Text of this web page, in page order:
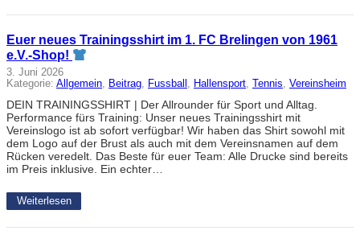
Euer neues Trainingsshirt im 1. FC Brelingen von 1961
e.V.-Shop!
3. Juni 2026
Kategorie: Allgemein, Beitrag, Fussball , Hallensport, Tennis, Vereinsheim
DEIN TRAININGSSHIRT | Der Allrounder für Sport und Alltag.
Performance fürs Training: Unser neues Trainingsshirt mit
Vereinslogo ist ab sofort verfügbar! Wir haben das Shirt sowohl mit
dem Logo auf der Brust als auch mit dem Vereinsnamen auf dem
Rücken veredelt. Das Beste für euer Team: Alle Drucke sind bereits
im Preis inklusive. Ein echter…
Weiterlesen